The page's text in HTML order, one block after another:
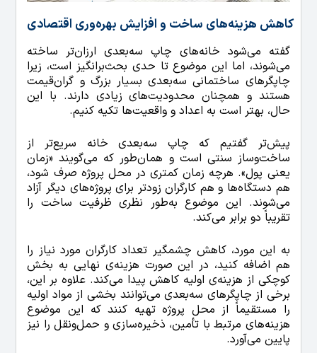
کاهش هزینه‌های ساخت و افزایش بهره‌وری اقتصادی
گفته می‌شود خانه‌های چاپ سه‌بعدی ارزان‌تر ساخته
می‌شوند، اما این موضوع تا حدی بحث‌برانگیز است، زیرا
چاپگرهای ساختمانی سه‌بعدی بسیار بزرگ و گران‌قیمت
هستند و همچنان محدودیت‌های زیادی دارند. با این
حال، بهتر است به اعداد و واقعیت‌ها تکیه کنیم.
پیش‌تر گفتیم که چاپ سه‌بعدی خانه سریع‌تر از
ساخت‌وساز سنتی است و همان‌طور که می‌گویند «زمان
یعنی پول». هرچه زمان کمتری در محل پروژه صرف شود،
هم دستگاه‌ها و هم کارگران زودتر برای پروژه‌های دیگر آزاد
می‌شوند. این موضوع به‌طور نظری ظرفیت ساخت را
تقریباً دو برابر می‌کند.
به این مورد، کاهش چشمگیر تعداد کارگران مورد نیاز را
هم اضافه کنید، در این صورت هزینه‌ی نهایی به بخش
کوچکی از هزینه‌ی اولیه کاهش پیدا می‌کند. علاوه بر این،
برخی از چاپگرهای سه‌بعدی می‌توانند بخشی از مواد اولیه
را مستقیماً از محل پروژه تهیه کنند که این موضوع
هزینه‌های مرتبط با تأمین، ذخیره‌سازی و حمل‌ونقل را نیز
پایین می‌آورد.